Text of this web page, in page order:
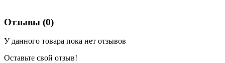
Отзывы (0)
У данного товара пока нет отзывов
Оставьте свой отзыв!